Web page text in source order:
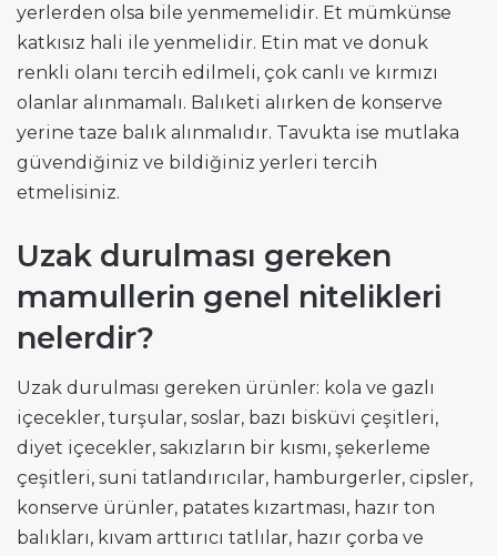
yerlerden olsa bile yenmemelidir. Et mümkünse
katkısız hali ile yenmelidir. Etin mat ve donuk
renkli olanı tercih edilmeli, çok canlı ve kırmızı
olanlar alınmamalı. Balıketi alırken de konserve
yerine taze balık alınmalıdır. Tavukta ise mutlaka
güvendiğiniz ve bildiğiniz yerleri tercih
etmelisiniz.
Uzak durulması gereken
mamullerin genel nitelikleri
nelerdir?
Uzak durulması gereken ürünler: kola ve gazlı
içecekler, turşular, soslar, bazı bisküvi çeşitleri,
diyet içecekler, sakızların bir kısmı, şekerleme
çeşitleri, suni tatlandırıcılar, hamburgerler, cipsler,
konserve ürünler, patates kızartması, hazır ton
balıkları, kıvam arttırıcı tatlılar, hazır çorba ve